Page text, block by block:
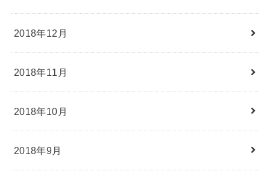
2018年12月
2018年11月
2018年10月
2018年9月